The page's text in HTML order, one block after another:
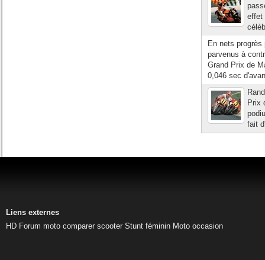
effet
En nets
parvenus à
Grand Prix de
0,046 sec
Prix
fait
Liens externes
HD Forum moto comparer scooter Stunt féminin Moto occasion